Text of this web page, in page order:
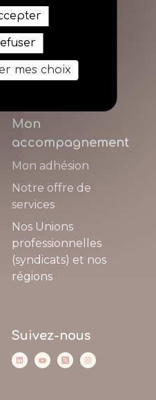
Mes
correspondants
Mon
accompagnement
Mon adhésion
Notre offre de
services
Nos Unions
professionnelles
(syndicats) et nos
régions
Suivez-nous
mes choix